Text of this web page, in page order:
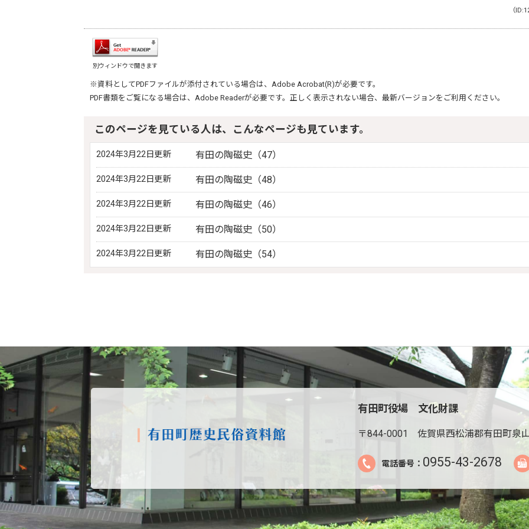
（
別ウィンドウで開きます
※資料としてPDFファイルが添付されている場合は、 Adobe Acrobat(R)が必要です。
PDF書類をご覧になる場合は、 Adobe Readerが必要です。正しく表示されない場合、最新バージョンをご利用ください。
このページを見ている人は、こんなページも見ています。
2024年3月22日更新 有田の陶磁史（47）
2024年3月22日更新 有田の陶磁史（48）
2024年3月22日更新 有田の陶磁史（46）
2024年3月22日更新 有田の陶磁史（50）
2024年3月22日更新 有田の陶磁史（54）
有田町役場 文化財課
〒844-0001 佐賀県西松浦郡有田町泉
電話番号： 0955-43-2678